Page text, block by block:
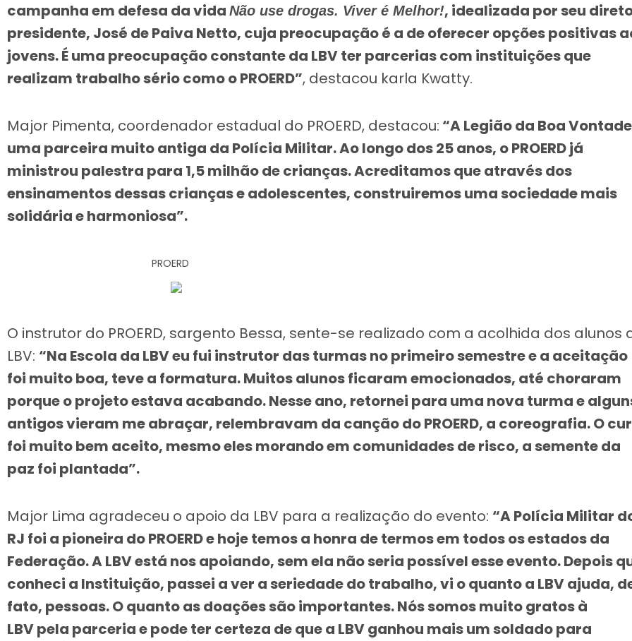
campanha em defesa da vida Não use drogas. Viver é Melhor!, idealizada por seu
presidente, José de Paiva Netto, cuja preocupação é a de oferecer opções positivas
jovens. É uma preocupação constante da LBV ter parcerias com instituições que
realizam trabalho sério como o PROERD”, destacou karla Kwatty.
Major Pimenta, coordenador estadual do PROERD, destacou: “A Legião da Boa
uma parceira muito antiga da Polícia Militar. Ao longo dos 25 anos, o PROERD já
ministrou palestra para 1,5 milhão de crianças. Acreditamos que através dos
ensinamentos dessas crianças e adolescentes, construiremos uma sociedade mais
solidária e harmoniosa”.
PROERD
O instrutor do PROERD, sargento Bessa, sente-se realizado com a acolhida dos alunos
LBV: “Na Escola da LBV eu fui instrutor das turmas no primeiro semestre e a aceitação
foi muito boa, teve a formatura. Muitos alunos ficaram emocionados, até choraram
porque o projeto estava acabando. Nesse ano, retornei para uma nova turma e
antigos vieram me abraçar, relembravam da canção do PROERD, a coreografia. O
foi muito bem aceito, mesmo eles morando em comunidades de risco, a semente da
paz foi plantada”.
Major Lima agradeceu o apoio da LBV para a realização do evento: “A Polícia Militar
RJ foi a pioneira do PROERD e hoje temos a honra de termos em todos os estados da
Federação. A LBV está nos apoiando, sem ela não seria possível esse evento. Depois
conheci a Instituição, passei a ver a seriedade do trabalho, vi o quanto a LBV ajuda,
fato, pessoas. O quanto as doações são importantes. Nós somos muito gratos à
LBV pela parceria e pode ter certeza de que a LBV ganhou mais um soldado para